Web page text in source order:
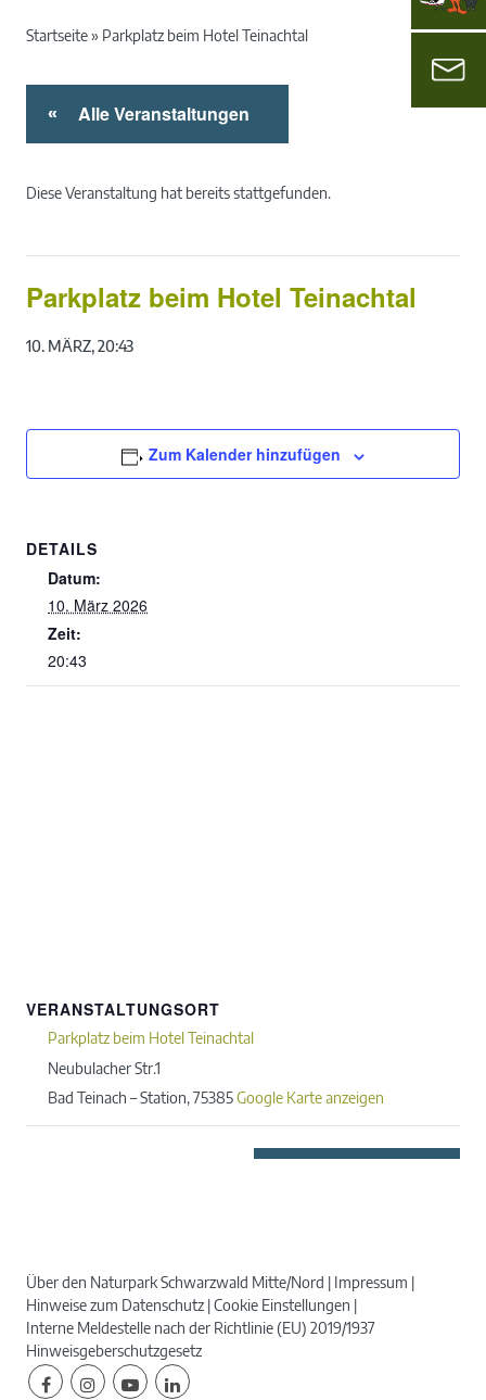
Startseite» Parkplatz beim Hotel Teinachtal
« Alle Veranstaltungen
Diese Veranstaltung hat bereits stattgefunden.
Parkplatz beim Hotel Teinachtal
10. MÄRZ, 20:43
Zum Kalender hinzufügen
DETAILS
Datum:
10. März 2026
Zeit:
20:43
VERANSTALTUNGSORT
Parkplatz beim Hotel Teinachtal
Neubulacher Str.1
Bad Teinach – Station,75385Google Karte anzeigen
Über den Naturpark Schwarzwald Mitte/Nord
Impressum
Hinweise zum Datenschutz Cookie Einstellungen
Interne Meldestelle nach der Richtlinie (EU) 2019/1937
Hinweisgeberschutzgesetz